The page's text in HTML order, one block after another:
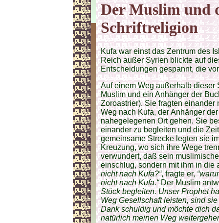
Der Muslim und
Schriftreligion
Kufa war einst das Zentrum des
Reich außer Syrien blickte auf
Entscheidungen gespannt, die
Auf einem Weg außerhalb dieser
Muslim und ein Anhänger der
Zoroastrier). Sie fragten
Weg nach Kufa, der Anhänger
nahegelegenen Ort gehen. Sie
einander zu begleiten und die
gemeinsame Strecke legten sie
Kreuzung, wo sich ihre Wege
verwundert, daß sein
einschlug, sondern mit ihm in
nicht nach Kufa?“, fragte er,
nicht nach Kufa.“Der Muslim
Stück begleiten. Unser Prophet
Weg Gesellschaft leisten, sind
Dank schuldig und möchte dich
natürlich meinen Weg